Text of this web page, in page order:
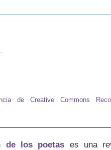
de Creative Commons
de los poetas es una